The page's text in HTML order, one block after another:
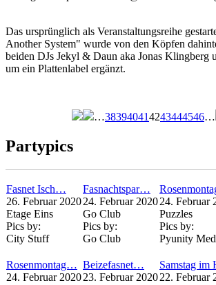
Das ursprünglich als Veranstaltungsreihe
Another System" wurde von den Köpfen
beiden DJs Jekyl & Daun aka Jonas Klingberg
um ein Plattenlabel ergänzt.
…383940414243444546…
Partypics
Fasnet Isch…
26. Februar 2020
Etage Eins
Pics by:
City Stuff
Fasnachtspar…
24. Februar 2020
Go Club
Pics by:
Go Club
24. Februar
Puzzles
Pics by:
Pyunity
Rosenmontag…
24. Februar 2020
Beizefasnet…
23. Februar 2020
Samstag
22. Februar